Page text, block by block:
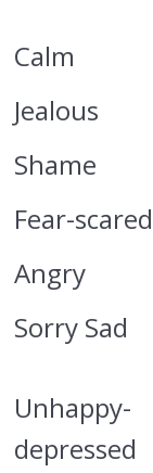
Calm
Jealous
Shame
Fear-scared
Angry
Sorry Sad
Unhappy-
depressed